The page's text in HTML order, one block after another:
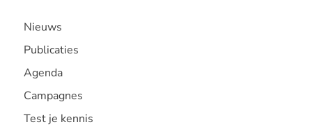
Nieuws
Publicaties
Agenda
Campagnes
Test je kennis